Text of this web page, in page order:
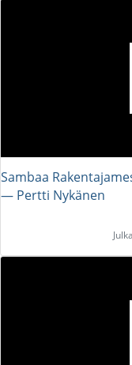
Sambaa
― Pertti Nykänen